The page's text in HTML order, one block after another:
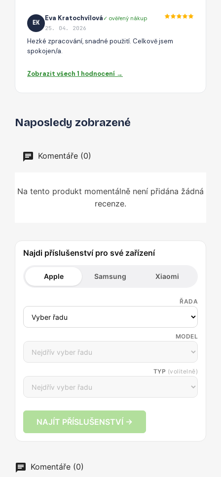
EK
Eva Kratochvílová✓ ověřený nákup
25. 04. 2026
Hezké zpracování, snadné použití. Celkově jsem
spokojen/a.
Zobrazit všech 1 hodnocení →
Naposledy zobrazené
Komentáře (0)
Na tento produkt momentálně není přidána žádná
recenze.
Najdi příslušenství pro své zařízení
Apple Samsung Xiaomi
ŘADA
MODEL
TYP (volitelně)
NAJÍT PŘÍSLUŠENSTVÍ →
Komentáře (0)